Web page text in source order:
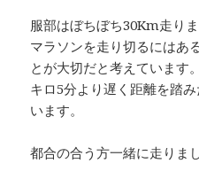
服部はぼちぼち30Km走りま
マラソンを走り切るにはあ
とが大切だと考えています。
キロ5分より遅く距離を踏
います。
都合の合う方一緒に走りま